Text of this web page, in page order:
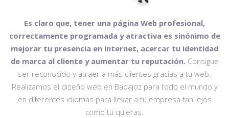
Es claro que, tener una página Web profesional,
correctamente programada y atractiva es sinónimo de
mejorar tu presencia en internet, acercar tu identidad
de marca al cliente y aumentar tu reputación. Consigue
ser reconocido y atraer a más clientes gracias a tu web.
Realizamos el diseño web en Badajoz para todo el mundo y
en diferentes idiomas para llevar a tu empresa tan lejos
como tú quieras.